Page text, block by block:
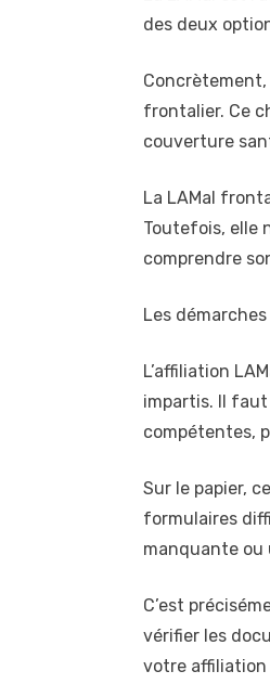
des deux
Concrètement,
frontalier. Ce
couverture
La LAMal
Toutefois, elle
comprendre
Les démarches
L’affiliation
impartis. Il
compétentes,
Sur le papier,
formulaires
manquante ou
C’est
vérifier les
votre affiliation